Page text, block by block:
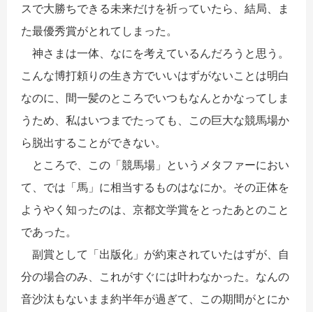
スで大勝ちできる未来だけを祈っていたら、結局、ま
た最優秀賞がとれてしまった。
神さまは一体、なにを考えているんだろうと思う。
こんな博打頼りの生き方でいいはずがないことは明白
なのに、間一髪のところでいつもなんとかなってしま
うため、私はいつまでたっても、この巨大な競馬場か
ら脱出することができない。
ところで、この「競馬場」というメタファーにおい
て、では「馬」に相当するものはなにか。その正体を
ようやく知ったのは、京都文学賞をとったあとのこと
であった。
副賞として「出版化」が約束されていたはずが、自
分の場合のみ、これがすぐには叶わなかった。なんの
音沙汰もないまま約半年が過ぎて、この期間がとにか